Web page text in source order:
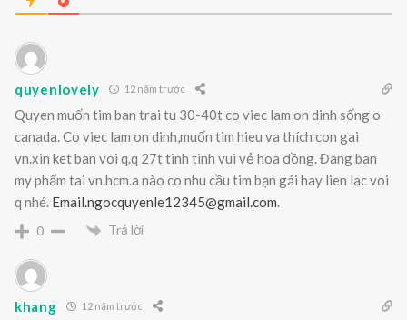
quyenlovely 12 năm trước
Quyen muốn tim ban trai tu 30-40t co viec lam on dinh sống o
canada. Co viec lam on dinh,muốn tim hieu va thích con gai
vn.xin ket ban voi q.q 27t tinh tinh vui vẻ hoa đồng. Đang ban
my phẩm tai vn.hcm.a nào co nhu cầu tim bạn gái hay lien lac voi
q nhé. Email.ngocquyenle12345@gmail.com
0 Trả lời
khang 12 năm trước